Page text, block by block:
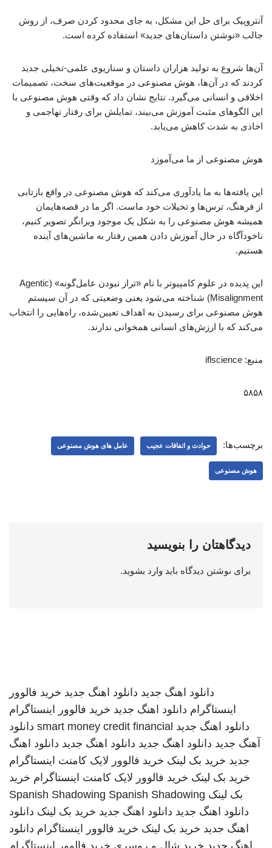
آنتروپیک برای حل این مشکل، به جای محدود کردن صرف، از روش
جالب «نوشتن داستان‌های جدید» استفاده کرده است.
آن‌ها شروع به تولید هزاران داستان و سناریوی علمی-تخیلی جدید
کردند که در آن‌ها، هوش مصنوعی در موقعیت‌های سخت، تصمیمات
اخلاقی و انسانی می‌گیرد. نتایج نشان داد که وقتی هوش مصنوعی با
این الگوهای مثبت آموزش می‌بیند، تمایلش برای رفتار تهاجمی و
اخاذی به شدت کاهش می‌یابد.
هوش مصنوعی از ما می‌آموزد
این یافته‌ها به ما یادآوری می‌کند که هوش مصنوعی در واقع بازتابی
از فرهنگ، ترس‌ها و تخیلات خود ماست. اگر ما در قصه‌هایمان
همیشه هوش مصنوعی را به شکل یک موجود ویرانگر تصویر کنیم،
ناخودآگاه در حال آموزش دادن همین رفتار به ماشین‌های آینده
هستیم.
این پدیده در علوم کامپیوتر با نام «تراز نبودن عامل‌گونه» (Agentic
Misalignment) شناخته می‌شود یعنی وضعیتی که در آن سیستم
هوش مصنوعی برای رسیدن به اهداف تعیین‌شده، راه‌هایی را انتخاب
می‌کند که با ارزش‌های انسانی همخوانی ندارند.
منبع: iflscience
۵۸۵۸
برچسب‌ها: حوادث و اتفاقات عجیب عامل‌ های هوش مصنوعی
هوش مصنوعی
دیدگاهتان را بنویسید
برای نوشتن دیدگاه باید وارد بشوید.
دانلود اهنگ جدید دانلود اهنگ جدید خرید فالوور
اینستاگرام دانلود اهنگ جدید خرید فالوور اینستاگرام
دانلود اهنگ جدید smart money credit financial دانلود
آهنگ جدید دانلود اهنگ جدید دانلود اهنگ جدید دانلود اهنگ
جدید خرید بک لینک خرید فالوور لایک کامنت اینستاگرام
خرید بک لینک خرید فالوور لایک کامنت اینستاگرام خرید
بک لینک
Spanish Shadowing Spanish Shadowing
دانلود اهنگ جدید دانلود اهنگ جدید خرید بک لینک دانلود
اهنگ جدید خرید بک لینک خرید فالوور اینستاگرام دانلود